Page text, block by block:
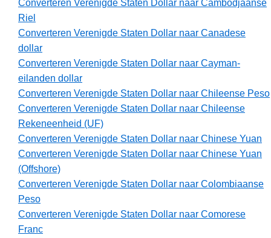
Converteren Verenigde Staten Dollar naar Cambodjaanse
Riel
Converteren Verenigde Staten Dollar naar Canadese
dollar
Converteren Verenigde Staten Dollar naar Cayman-
eilanden dollar
Converteren Verenigde Staten Dollar naar Chileense Peso
Converteren Verenigde Staten Dollar naar Chileense
Rekeneenheid (UF)
Converteren Verenigde Staten Dollar naar Chinese Yuan
Converteren Verenigde Staten Dollar naar Chinese Yuan
(Offshore)
Converteren Verenigde Staten Dollar naar Colombiaanse
Peso
Converteren Verenigde Staten Dollar naar Comorese
Franc